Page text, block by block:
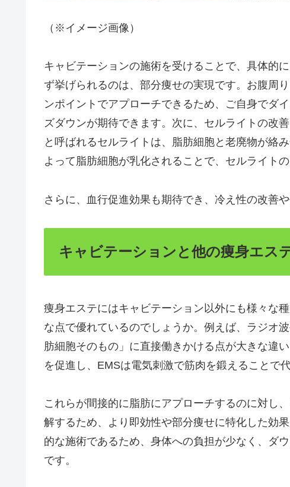
（※イメージ画像）
キャビテーションの施術を受けることで、具体的
ず挙げられるのは、部分痩せの実現です。お腹周
ンポイントでアプローチできるため、ご自身でダ
ズダウンが期待できます。次に、セルライトの改
と呼ばれるセルライトは、脂肪細胞と老廃物が絡
よって脂肪細胞が乳化されることで、セルライト
さらに、血行促進効果も期待でき、冷え性の改善
キャビテーションと他の痩身エス
痩身エステにはキャビテーション以外にも様々な
な点で優れているのでしょうか。例えば、ラジオ
肪細胞そのもの」に直接働きかける点が大きな違
を促進し、EMSは電気刺激で筋肉を鍛えることで
これらが間接的に脂肪にアプローチするのに対し
解するため、より即効性や部分痩せに特化した効
的な施術であるため、身体への負担が少なく、ダ
です。